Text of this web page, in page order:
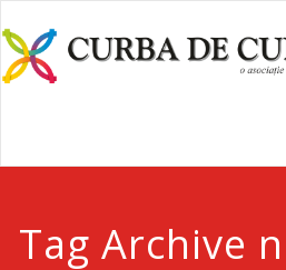
Tag Archive